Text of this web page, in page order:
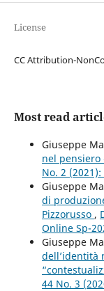
License
CC Attribution-
Most read
Giuseppe
nel pensiero
No. 2 (2021):
Giuseppe
di
Pizzorusso ,
Online Sp-
Giuseppe
dell’identità
44 No. 3